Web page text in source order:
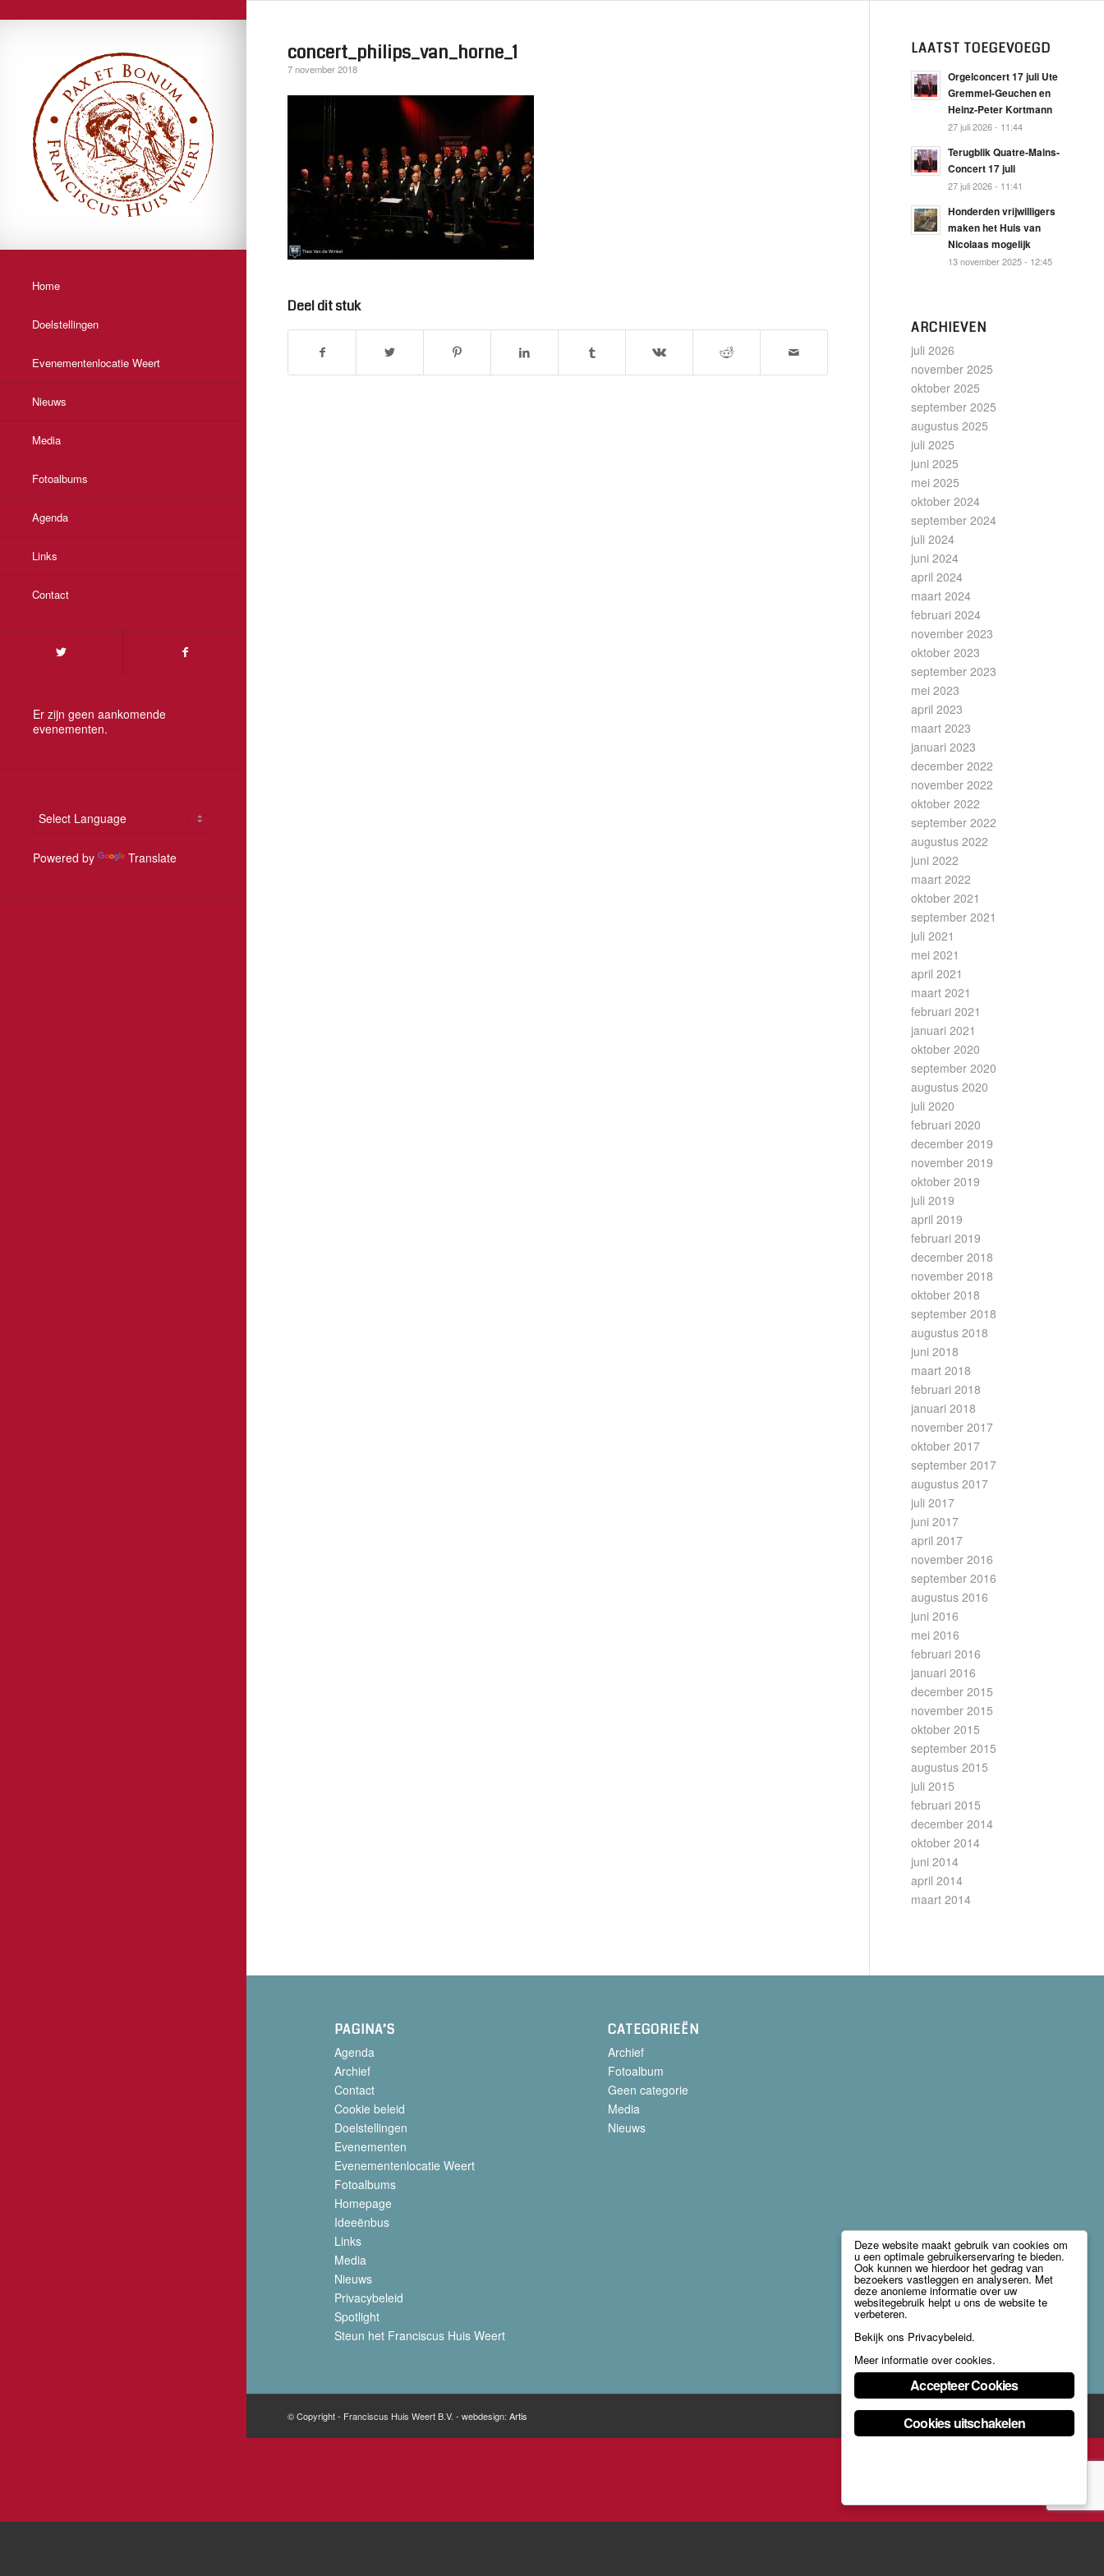
Home
Doelstellingen
Evenementenlocatie Weert
Nieuws
Media
Fotoalbums
Agenda
Links
Contact
Er zijn geen aankomende
evenementen.
Powered by Translate
concert_philips_van_horne_1
7 november 2018
Deel dit stuk
LAATST TOEGEVOEGD
Orgelconcert 17 juli Ute
Gremmel-Geuchen en
Heinz-Peter Kortmann
27 juli 2026 - 11:44
Terugblik Quatre-Mains-
Concert 17 juli
27 juli 2026 - 11:41
Honderden vrijwilligers
maken het Huis van
Nicolaas mogelijk
13 november 2025 - 12:45
ARCHIEVEN
juli 2026
november 2025
oktober 2025
september 2025
augustus 2025
juli 2025
juni 2025
mei 2025
oktober 2024
september 2024
juli 2024
juni 2024
april 2024
maart 2024
februari 2024
november 2023
oktober 2023
september 2023
mei 2023
april 2023
maart 2023
januari 2023
december 2022
november 2022
oktober 2022
september 2022
augustus 2022
juni 2022
maart 2022
oktober 2021
september 2021
juli 2021
mei 2021
april 2021
maart 2021
februari 2021
januari 2021
oktober 2020
september 2020
augustus 2020
juli 2020
februari 2020
december 2019
november 2019
oktober 2019
juli 2019
april 2019
februari 2019
december 2018
november 2018
oktober 2018
september 2018
augustus 2018
juni 2018
maart 2018
februari 2018
januari 2018
november 2017
oktober 2017
september 2017
augustus 2017
juli 2017
juni 2017
april 2017
november 2016
september 2016
augustus 2016
juni 2016
mei 2016
februari 2016
januari 2016
december 2015
november 2015
oktober 2015
september 2015
augustus 2015
juli 2015
februari 2015
december 2014
oktober 2014
juni 2014
april 2014
maart 2014
PAGINA’S
Agenda
Archief
Contact
Cookie beleid
Doelstellingen
Evenementen
Evenementenlocatie Weert
Fotoalbums
Homepage
Ideeënbus
Links
Media
Nieuws
Privacybeleid
Spotlight
Steun het Franciscus Huis Weert
CATEGORIEËN
Archief
Fotoalbum
Geen categorie
Media
Nieuws
© Copyright - Franciscus Huis Weert B.V. - webdesign: Artis
Deze website maakt gebruik van cookies om
u een optimale gebruikerservaring te bieden.
Ook kunnen we hierdoor het gedrag van
bezoekers vastleggen en analyseren. Met
deze anonieme informatie over uw
websitegebruik helpt u ons de website te
verbeteren.
Bekijk ons Privacybeleid.
Meer informatie over cookies.
Accepteer Cookies
Cookies uitschakelen